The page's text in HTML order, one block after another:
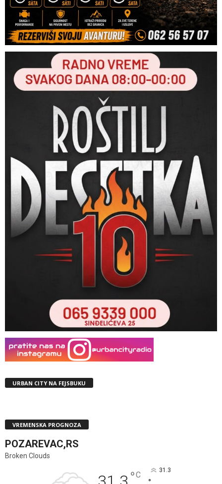
URBAN CITY NA FEJSBUKU
VREMENSKA PROGNOZA
POZAREVAC,RS
Broken Clouds
°C 31.3